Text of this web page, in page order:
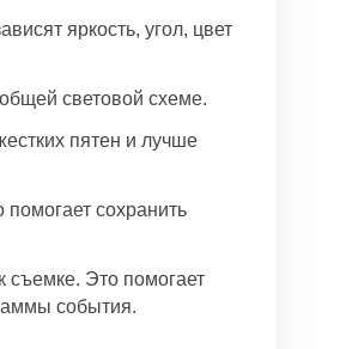
яркость, угол, цвет
световой схеме.
пятен и лучше
сохранить
съемке. Это помогает
события.